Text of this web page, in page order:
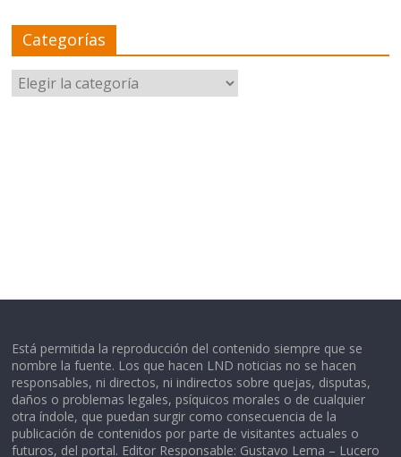
Categorías
Categorías
Está permitida la reproducción del contenido siempre que se
nombre la fuente. Los que hacen LND noticias no se hacen
responsables, ni directos, ni indirectos sobre quejas, disputas,
daños o problemas legales, psíquicos morales o de cualquier
otra índole, que puedan surgir como consecuencia de la
publicación de contenidos por parte de visitantes actuales o
futuros, del portal. Editor Responsable: Gustavo Lema – Lucero